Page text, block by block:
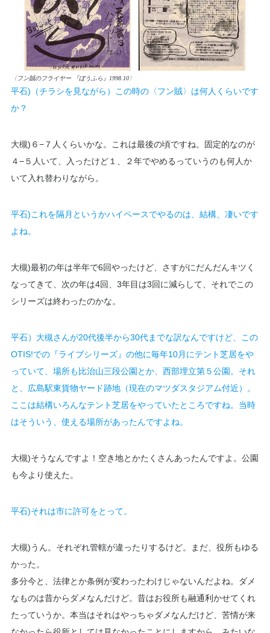
〈フン賊のフライヤー 『ぼうふら』1998.10〉
平石)（チラシを見ながら）この時の〈フン賊〉は何人くらいです
か？
大槻)６−７人くらいかな。これは最後の頃ですね。固定的なのが
４−５人いて、入ったけど１、２年でやめるっていうのも何人か
いて入れ替わりながら。
平石)これを隔月というかハイペースでやるのは、結構、凄いです
よね。
大槻)最初の年は半年で6回やったけど、さすがにだんだんキツく
なってきて、次の年は4回、3年目は3回に減らして、それでこの
シリーズは終わったのかな。
平石）大槻さんが20代後半から30代までな訳なんですけど、この
OTIS!での『ライブシリーズ』の他に毎年10月にテント芝居をや
っていて、場所も比治山三段公園とか、西部埋立第５公園​​。それ
と、広島駅東貨物ヤード跡地​​（現在のマツダスタジアム付近）。
ここは結構いろんなテント芝居をやっていたところですね。当時
はそういう、使える場所があったんですよね。
大槻)そうなんですよ！空き地とかたくさんあったんですよ。公園
も今より使えた。
平石)それは市に許可をとって。
大槻)うん。それぞれ管轄が違ったりするけど。まだ、役所もゆる
かった。
多分今と、法律とか条例が変わったわけじゃないんだよね。ダメ
なものは昔からダメなんだけど。昔はお役所も融通利かせてくれ
たっていうか。本当はそれはやっちゃダメなんだけど、苦情が来